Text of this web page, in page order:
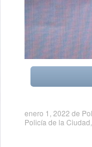
enero 1, 2022 de
Policía de la Ciudad